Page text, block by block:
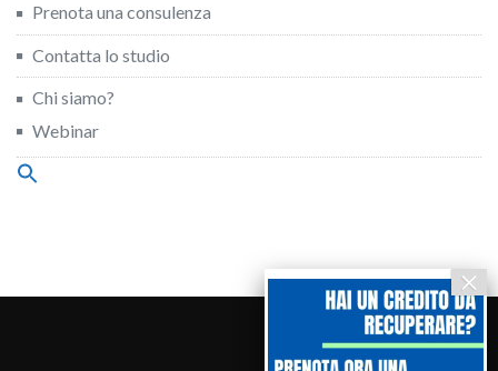
Prenota una consulenza
Contatta lo studio
Chi siamo?
Webinar
Search